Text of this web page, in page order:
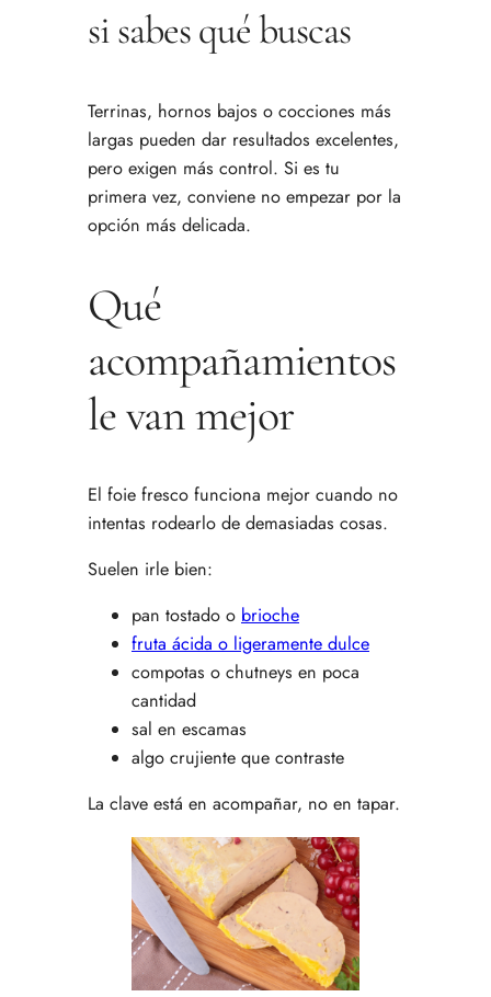
si sabes qué buscas
Terrinas, hornos bajos o cocciones más
largas pueden dar resultados excelentes,
pero exigen más control. Si es tu
primera vez, conviene no empezar por la
opción más delicada.
Qué
acompañamientos
le van mejor
El foie fresco funciona mejor cuando no
intentas rodearlo de demasiadas cosas.
Suelen irle bien:
pan tostado o brioche
fruta ácida o ligeramente dulce
compotas o chutneys en poca
cantidad
sal en escamas
algo crujiente que contraste
La clave está en acompañar, no en tapar.